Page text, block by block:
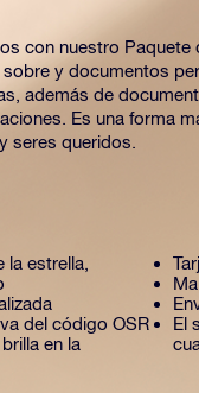
con nuestro Paquete
y documentos
además de
Es una forma
seres queridos.
la estrella,
del código OSR
en la
El